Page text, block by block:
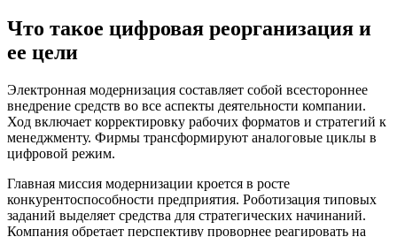
Что такое цифровая реорганизация и
ее цели
Электронная модернизация составляет собой всестороннее
внедрение средств во все аспекты деятельности компании.
Ход включает корректировку рабочих форматов и стратегий к
менеджменту. Фирмы трансформируют аналоговые циклы в
цифровой режим.
Главная миссия модернизации кроется в росте
конкурентоспособности предприятия. Роботизация типовых
заданий выделяет средства для стратегических начинаний.
Компания обретает перспективу проворнее реагировать на